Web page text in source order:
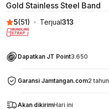
Gold Stainless Steel Band
5(51) Terjual313
Dapatkan JT Point3.650
Garansi Jamtangan.com2 tahun
Akan dikirimHari ini